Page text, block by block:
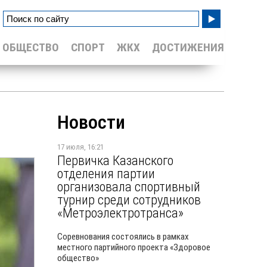
ДОСТИЖЕНИЯ
ЖКХ
СПОРТ
ОБЩЕСТВО
Новости
17 июля, 16:21
Первичка Казанского
отделения партии
организовала спортивный
турнир среди сотрудников
«Метроэлектротранса»
Соревнования состоялись в рамках
местного партийного проекта «Здоровое
общество»